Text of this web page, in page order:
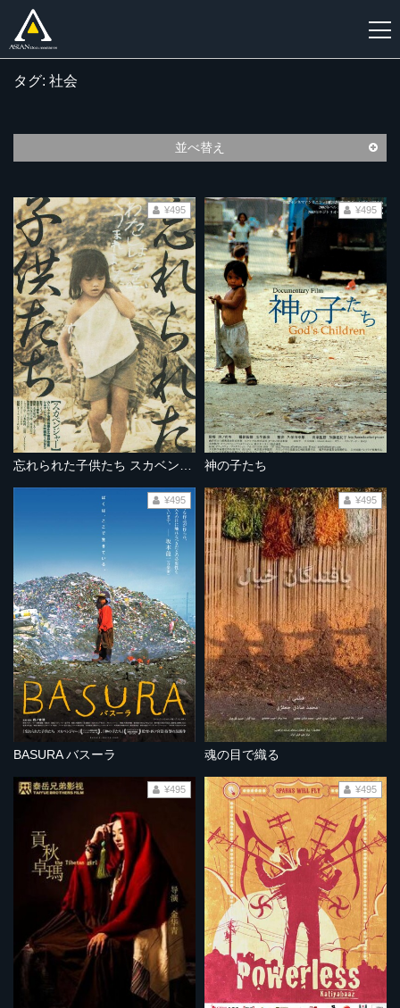
タグ: 社会
並べ替え
¥495
神の子たち
¥495
BASURA バスーラ
¥495
魂の目で織る
¥495
¥495 ¥495